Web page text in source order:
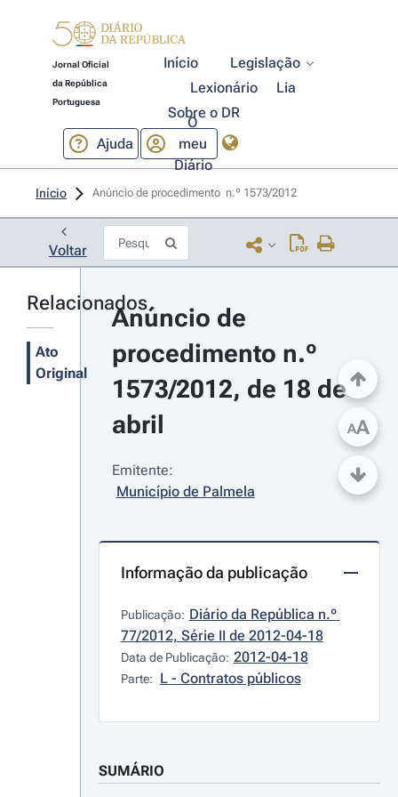
Jornal Oficial
da República
Portuguesa
Início
Legislação
Lexionário
Lia
Sobre o DR
Ajuda
O
meu
Diário
Início Anúncio de procedimento  n.º 1573/2012
Voltar
Relacionados
Ato
Original
Anúncio de
procedimento n.º
1573/2012, de 18 de
abril
Emitente:
Município de Palmela
Informação da publicação
Publicação: Diário da República n.º
77/2012, Série II de 2012-04-18
Data de Publicação: 2012-04-18
Parte: L - Contratos públicos
SUMÁRIO
AA